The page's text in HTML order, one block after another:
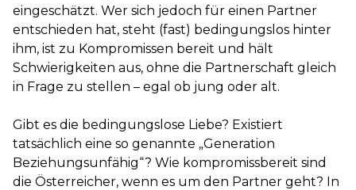
eingeschätzt. Wer sich jedoch für einen Partner
entschieden hat, steht (fast) bedingungslos hinter
ihm, ist zu Kompromissen bereit und hält
Schwierigkeiten aus, ohne die Partnerschaft gleich
in Frage zu stellen – egal ob jung oder alt.
Gibt es die bedingungslose Liebe? Existiert
tatsächlich eine so genannte „Generation
Beziehungsunfähig“? Wie kompromissbereit sind
die Österreicher, wenn es um den Partner geht? In